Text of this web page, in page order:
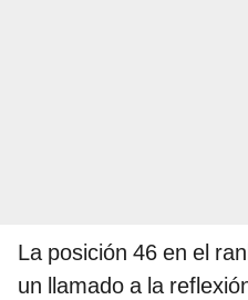
La posición 46 en el
un llamado a la